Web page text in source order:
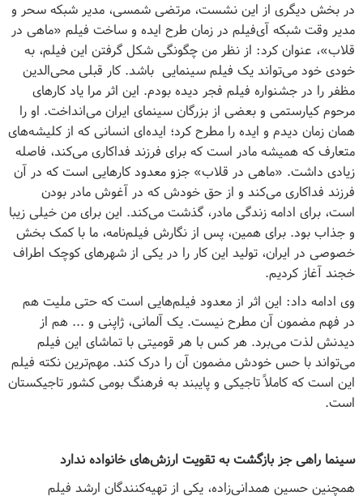
در بخش دیگری از این نشست، مرتضی شمسی، مدیر شبکه سحر و
مدیر وقت شبکه آی‌فیلم در زمان طرح ایده و ساخت فیلم «ماهی در
قلاب»، عنوان کرد: از نظر من چگونگی شکل گرفتن این فیلم، به
خودی خود می‌تواند یک فیلم سینمایی باشد. کار قبلی محی‌الدین
مظفر را در جشنواره فیلم فجر دیده بودم. این اثر مرا یاد کارهای
مرحوم کیارستمی و بعضی از بزرگان سینمای ایران می‌انداخت. او را
همان زمان دیدم و ایده را مطرح کرد؛ ایده‌ای انسانی که از کلیشه‌های
متعارف که همیشه مادر است که برای فرزند فداکاری می‌کند، فاصله
زیادی داشت. «ماهی در قلاب» جزو معدود کارهایی است که در آن
فرزند فداکاری می‌کند و از حق خودش که در آغوش مادر بودن
است، برای ادامه زندگی مادر، گذشت می‌کند. این برای من خیلی زیبا
و جذاب بود. برای همین، پس از نگارش فیلم‌نامه، ما با کمک بخش
خصوصی در ایران، تولید این کار را در یکی از شهرهای کوچک اطراف
خجند آغاز کردیم.
وی ادامه داد: این اثر از معدود فیلم‌هایی است که حتی ملیت هم
در فهم مضمون آن مطرح نیست. یک آلمانی، ژاپنی و ... هم از
دیدنش لذت می‌برد. هر کس با هر قومیتی با تماشای این فیلم
می‌تواند با حس خودش مضمون آن را درک کند. مهم‌ترین نکته‌ فیلم
این است که کاملاً تاجیکی و پایبند به فرهنگ بومی کشور تاجیکستان
است.
سینما راهی جز بازگشت به تقویت ارزش‌های خانواده ندارد
همچنین حسین همدانی‌زاده، یکی از تهیه‌کنندگان ارشد فیلم